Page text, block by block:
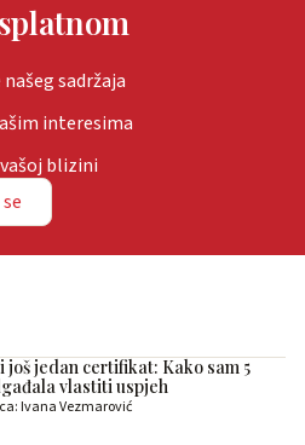
sadržaja
interesima
blizini
još jedan certifikat: Kako sam 5
vlastiti uspjeh
Ivana Vezmarović